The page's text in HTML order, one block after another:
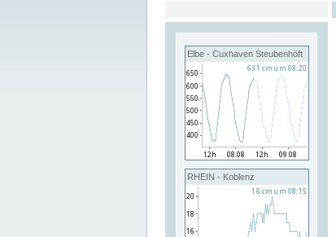
Elbe - Cuxhaven Steubenhöft
RHEIN - Koblenz